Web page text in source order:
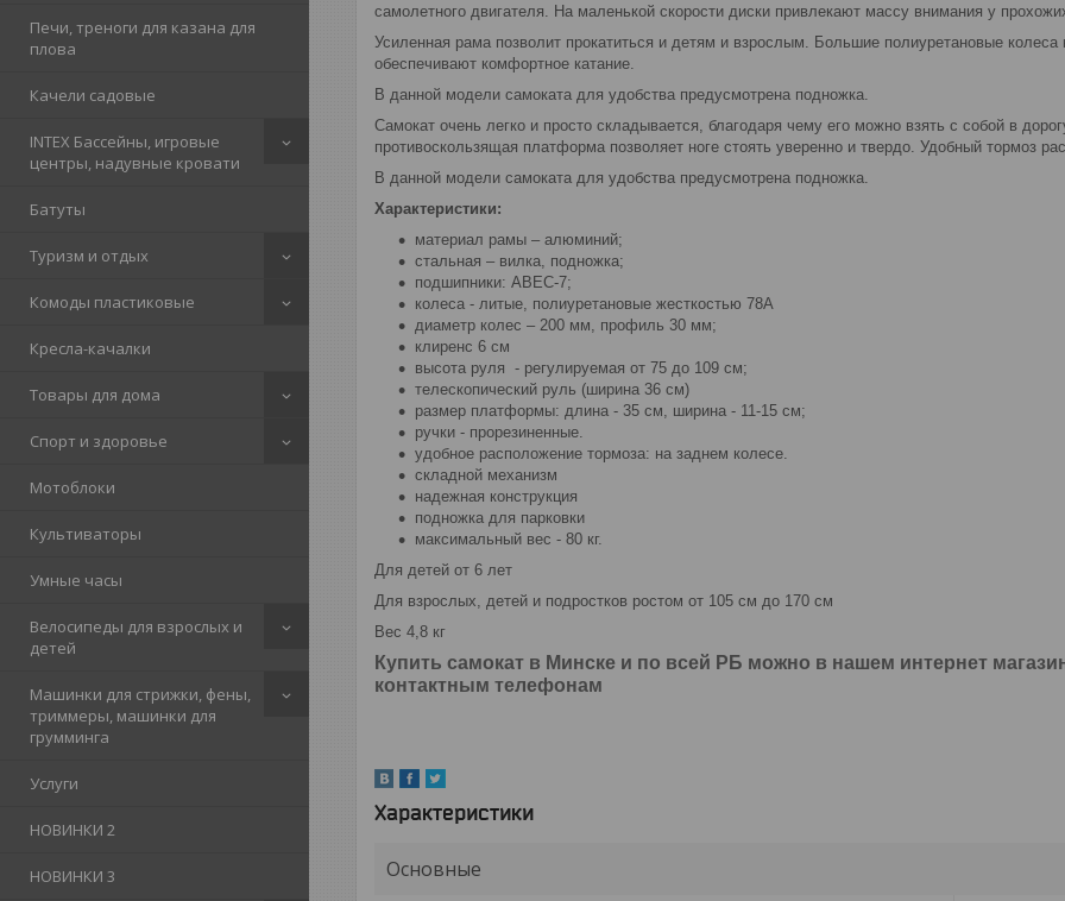
Печи, треноги для казана для
плова
Качели садовые
INTEX Бассейны, игровые
центры, надувные кровати
Батуты
Туризм и отдых
Комоды пластиковые
Кресла-качалки
Товары для дома
Спорт и здоровье
Мотоблоки
Культиваторы
Умные часы
Велосипеды для взрослых и
детей
Машинки для стрижки, фены,
триммеры, машинки для
грумминга
Услуги
НОВИНКИ 2
НОВИНКИ 3
самолетного двигателя. На маленькой скорости диски привлекают массу внимания у
Усиленная рама позволит прокатиться и детям и взрослым. Большие полиуретановые
обеспечивают комфортное катание.
В данной модели самоката для удобства предусмотрена подножка.
Самокат очень легко и просто складывается, благодаря чему его можно взять с собой в
противоскользящая платформа позволяет ноге стоять уверенно и твердо. Удобный тормоз
В данной модели самоката для удобства предусмотрена подножка.
Характеристики:
материал рамы – алюминий;
стальная – вилка, подножка;
подшипники: ABEC-7;
колеса - литые, полиуретановые жесткостью 78А
диаметр колес – 200 мм, профиль 30 мм;
клиренс 6 см
высота руля - регулируемая от 75 до 109 см;
телескопический руль (ширина 36 см)
размер платформы: длина - 35 см, ширина - 11-15 см;
ручки - прорезиненные.
удобное расположение тормоза: на заднем колесе.
складной механизм
надежная конструкция
подножка для парковки
максимальный вес - 80 кг.
Для детей от 6 лет
Для взрослых, детей и подростков ростом от 105 см до 170 см
Вес 4,8 кг
Купить самокат в Минске и по всей РБ можно в нашем интернет
контактным телефонам
Характеристики
Основные